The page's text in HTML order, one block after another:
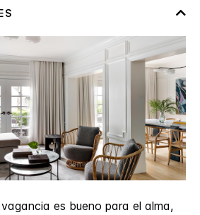
es bueno para el alma,